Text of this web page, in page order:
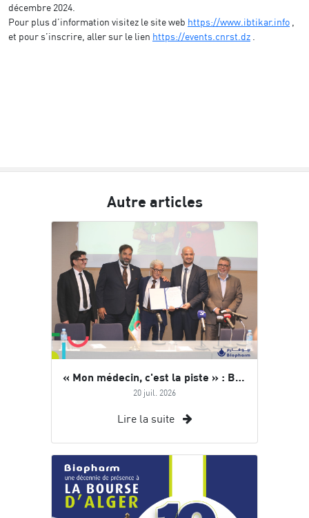
décembre 2024.
Pour plus d’information visitez le site web https://www.ibtikar.info ,
et pour s’inscrire, aller sur le lien https://events.cnrst.dz .
Autre articles
« Mon médecin, c'est la piste » : Biopharm accompagne Abdelkader BENGUELLA dans son défi mondial
20 juil. 2026
Lire la suite